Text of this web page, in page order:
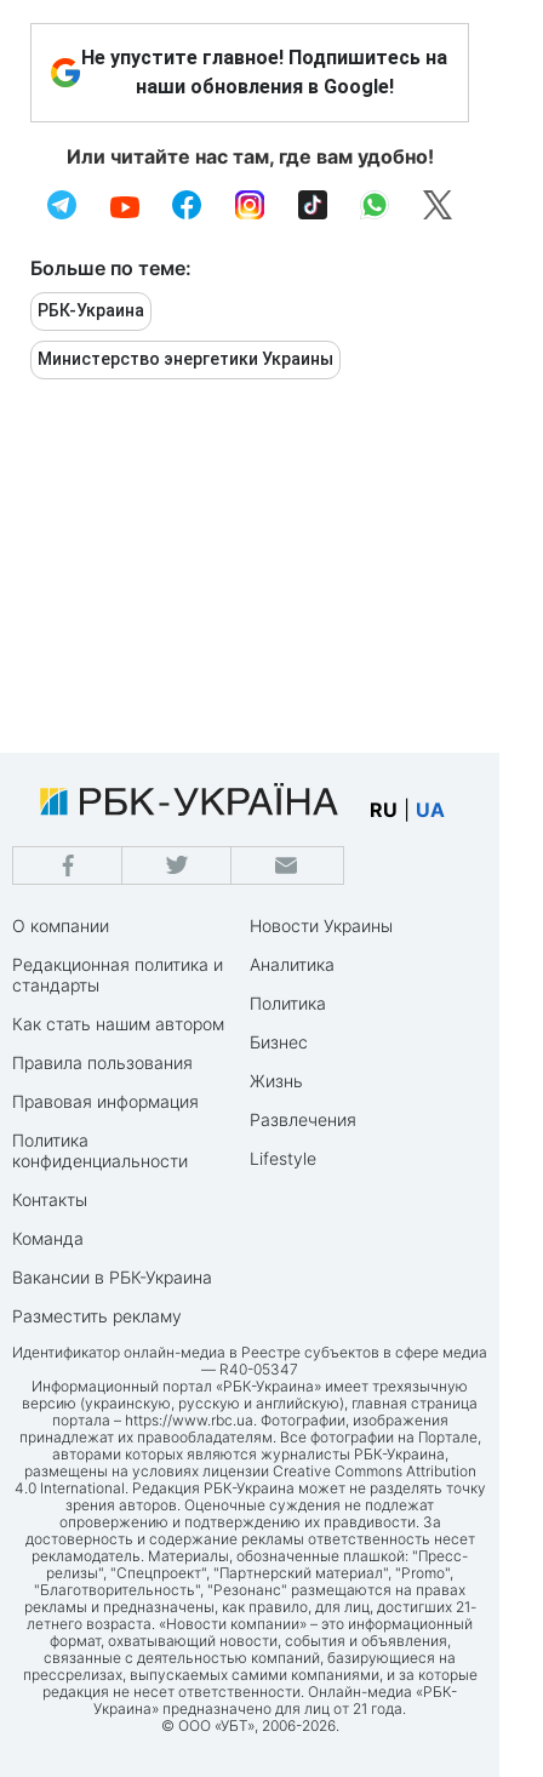
Не упустите главное! Подпишитесь на
наши обновления в Google!
Или читайте нас там, где вам удобно!
Больше по теме:
РБК-Украина
Министерство энергетики Украины
RU UA
О компании
Редакционная политика и
стандарты
Как стать нашим автором
Правила пользования
Правовая информация
Политика
конфиденциальности
Контакты
Команда
Вакансии в РБК-Украина
Разместить рекламу
Новости Украины
Аналитика
Политика
Бизнес
Жизнь
Развлечения
Lifestyle
Идентификатор онлайн-медиа в Реестре субъектов в сфере медиа
— R40-05347
Информационный портал «РБК-Украина» имеет трехязычную
версию (украинскую, русскую и английскую), главная страница
портала – https://www.rbc.ua. Фотографии, изображения
принадлежат их правообладателям. Все фотографии на Портале,
авторами которых являются журналисты РБК-Украина,
размещены на условиях лицензии Creative Commons Attribution
4.0 International. Редакция РБК-Украина может не разделять точку
зрения авторов. Оценочные суждения не подлежат
опровержению и подтверждению их правдивости. За
достоверность и содержание рекламы ответственность несет
рекламодатель. Материалы, обозначенные плашкой: "Пресс-
релизы", "Спецпроект", "Партнерский материал", "Promo",
"Благотворительность", "Резонанс" размещаются на правах
рекламы и предназначены, как правило, для лиц, достигших 21-
летнего возраста. «Новости компании» – это информационный
формат, охватывающий новости, события и объявления,
связанные с деятельностью компаний, базирующиеся на
прессрелизах, выпускаемых самими компаниями, и за которые
редакция не несет ответственности. Онлайн-медиа «РБК-
Украина» предназначено для лиц от 21 года.
© ООО «УБТ», 2006-2026.